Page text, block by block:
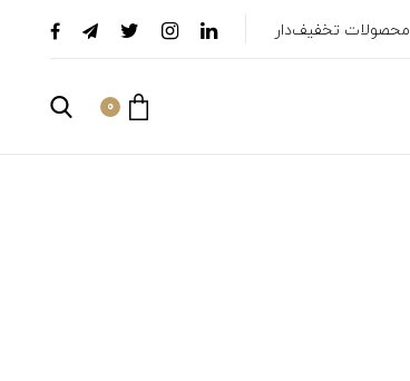
محصولات تخفیف‌دار
0